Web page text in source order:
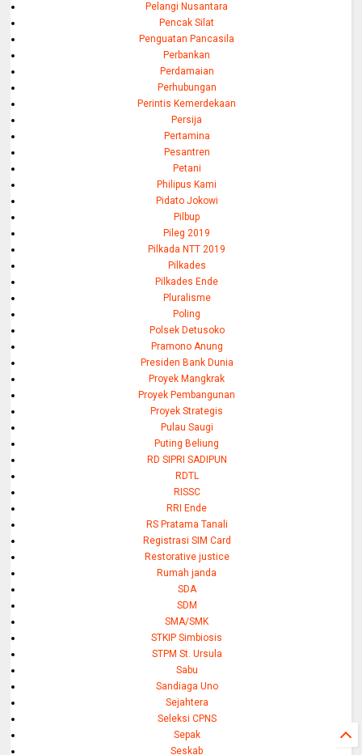
Pelangi Nusantara
Pencak Silat
Penguatan Pancasila
Perbankan
Perdamaian
Perhubungan
Perintis Kemerdekaan
Persija
Pertamina
Pesantren
Petani
Philipus Kami
Pidato Jokowi
Pilbup
Pileg 2019
Pilkada NTT 2019
Pilkades
Pilkades Ende
Pluralisme
Poling
Polsek Detusoko
Pramono Anung
Presiden Bank Dunia
Proyek Mangkrak
Proyek Pembangunan
Proyek Strategis
Pulau Saugi
Puting Beliung
RD SIPRI SADIPUN
RDTL
RISSC
RRI Ende
RS Pratama Tanali
Registrasi SIM Card
Restorative justice
Rumah janda
SDA
SDM
SMA/SMK
STKIP Simbiosis
STPM St. Ursula
Sabu
Sandiaga Uno
Sejahtera
Seleksi CPNS
Sepak
Seskab